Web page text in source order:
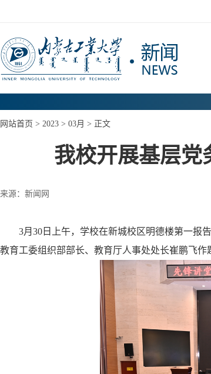
网站首页 > 2023 > 03月 > 正文
我校开展基层党
来源：新闻网
3月 30 日 上午，学校在新城校区明德楼第一报
教育工委组织部部长、教育厅人事处处长崔鹏飞作